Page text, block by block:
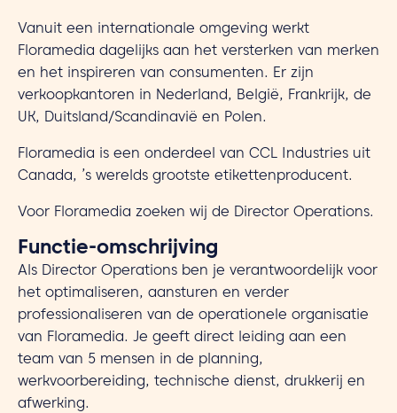
Vanuit een internationale omgeving werkt
Floramedia dagelijks aan het versterken van merken
en het inspireren van consumenten. Er zijn
verkoopkantoren in Nederland, België, Frankrijk, de
UK, Duitsland/Scandinavië en Polen.
Floramedia is een onderdeel van CCL Industries uit
Canada, ’s werelds grootste etikettenproducent.
Voor Floramedia zoeken wij de Director Operations.
Functie-omschrijving
Als Director Operations ben je verantwoordelijk voor
het optimaliseren, aansturen en verder
professionaliseren van de operationele organisatie
van Floramedia. Je geeft direct leiding aan een
team van 5 mensen in de planning,
werkvoorbereiding, technische dienst, drukkerij en
afwerking.